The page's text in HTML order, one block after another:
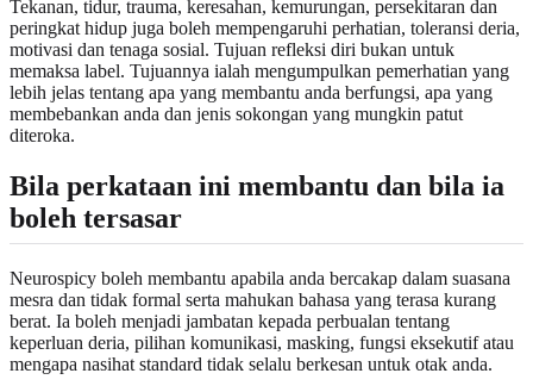
Tekanan, tidur, trauma, keresahan, kemurungan, persekitaran dan
peringkat hidup juga boleh mempengaruhi perhatian, toleransi deria,
motivasi dan tenaga sosial. Tujuan refleksi diri bukan untuk
memaksa label. Tujuannya ialah mengumpulkan pemerhatian yang
lebih jelas tentang apa yang membantu anda berfungsi, apa yang
membebankan anda dan jenis sokongan yang mungkin patut
diteroka.
Bila perkataan ini membantu dan bila ia
boleh tersasar
Neurospicy boleh membantu apabila anda bercakap dalam suasana
mesra dan tidak formal serta mahukan bahasa yang terasa kurang
berat. Ia boleh menjadi jambatan kepada perbualan tentang
keperluan deria, pilihan komunikasi, masking, fungsi eksekutif atau
mengapa nasihat standard tidak selalu berkesan untuk otak anda.